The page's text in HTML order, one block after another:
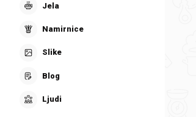
Jela
Namirnice
Slike
Blog
Ljudi